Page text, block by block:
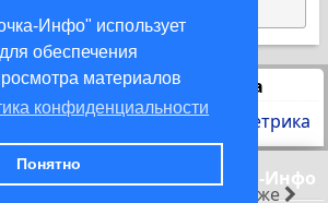
Инфо" использует
обеспечения
материалов
конфиденциальности
Понятно
позже
Статистика
© 2000-2026 Азов-точка-Инфо